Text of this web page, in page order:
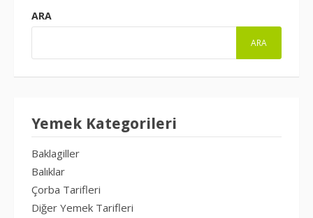
ARA
ARA
Yemek Kategorileri
Baklagiller
Balıklar
Çorba Tarifleri
Diğer Yemek Tarifleri